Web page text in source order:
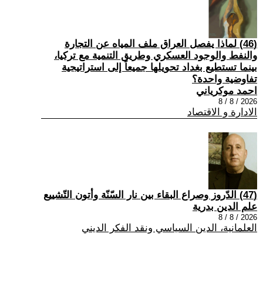
(46) لماذا يفصل العراق ملف المياه عن التجارة
والنفط والوجود العسكري وطريق التنمية مع تركيا،
بينما تستطيع بغداد تحويلها جميعاً إلى استراتيجية
تفاوضية واحدة؟
احمد موكرياني
2026 / 8 / 8
الادارة و الاقتصاد
(47) الدّروز وصراع البقاء بين نار السّنّة وأتون التّشييع
علم الدين بدرية
2026 / 8 / 8
العلمانية، الدين السياسي ونقد الفكر الديني